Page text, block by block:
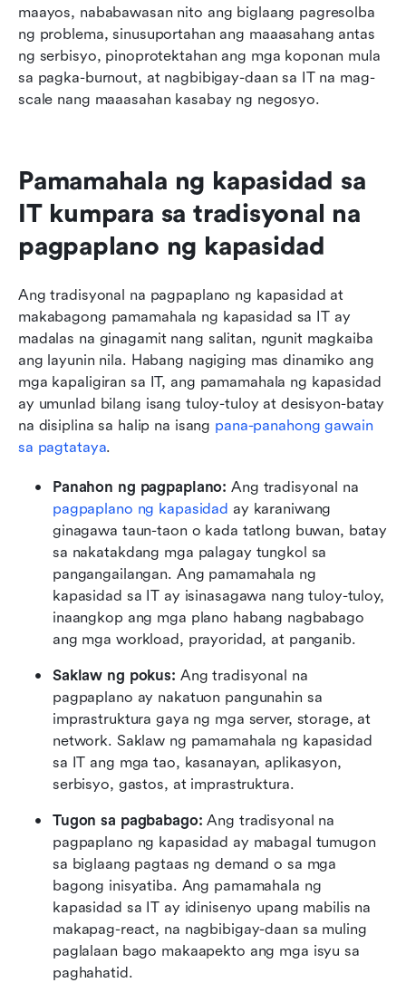
maayos, nababawasan nito ang biglaang pagresolba
ng problema, sinusuportahan ang maaasahang antas
ng serbisyo, pinoprotektahan ang mga koponan mula
sa pagka-burnout, at nagbibigay-daan sa IT na mag-
scale nang maaasahan kasabay ng negosyo.
Pamamahala ng kapasidad sa
IT kumpara sa tradisyonal na
pagpaplano ng kapasidad
Ang tradisyonal na pagpaplano ng kapasidad at
makabagong pamamahala ng kapasidad sa IT ay
madalas na ginagamit nang salitan, ngunit magkaiba
ang layunin nila. Habang nagiging mas dinamiko ang
mga kapaligiran sa IT, ang pamamahala ng kapasidad
ay umunlad bilang isang tuloy-tuloy at desisyon-batay
na disiplina sa halip na isang pana-panahong gawain
sa pagtataya.
Panahon ng pagpaplano:
pagpaplano ng kapasidad ay karaniwang
ginagawa taun-taon o kada tatlong buwan, batay
sa nakatakdang mga palagay tungkol sa
pangangailangan. Ang pamamahala ng
kapasidad sa IT ay isinasagawa nang tuloy-tuloy,
inaangkop ang mga plano habang nagbabago
ang mga workload, prayoridad, at panganib.
Saklaw ng pokus: Ang tradisyonal na
pagpaplano ay nakatuon pangunahin sa
imprastruktura gaya ng mga server, storage, at
network. Saklaw ng pamamahala ng kapasidad
sa IT ang mga tao, kasanayan, aplikasyon,
serbisyo, gastos, at imprastruktura.
Tugon sa pagbabago: Ang tradisyonal na
pagpaplano ng kapasidad ay mabagal tumugon
sa biglaang pagtaas ng demand o sa mga
bagong inisyatiba. Ang pamamahala ng
kapasidad sa IT ay idinisenyo upang mabilis na
makapag-react, na nagbibigay-daan sa muling
paglalaan bago makaapekto ang mga isyu sa
paghahatid.